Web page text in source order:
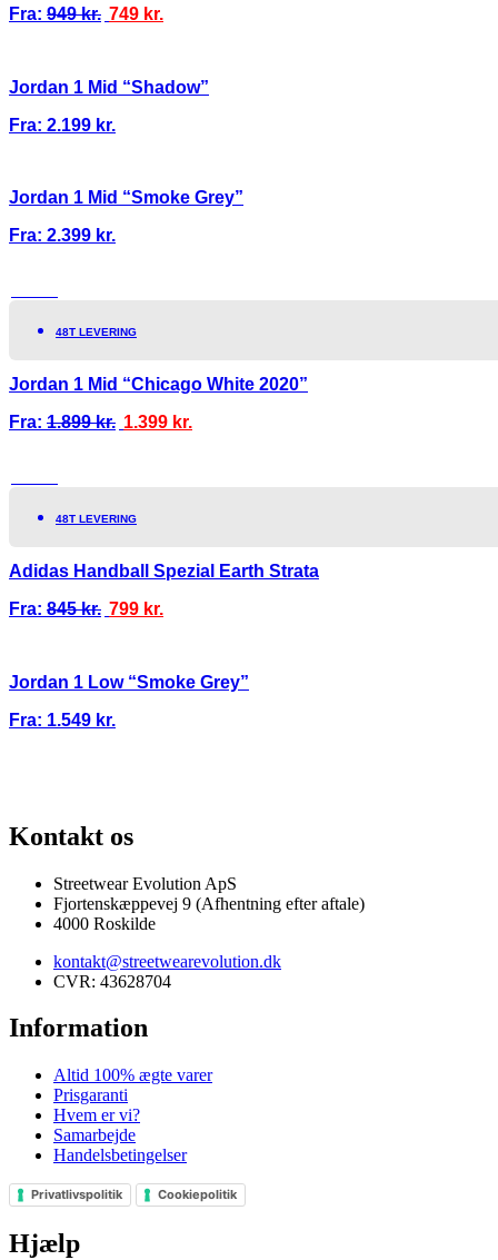
Fra: 949kr. 749 kr.
Jordan 1 Mid “Shadow”
Fra: 2.199 kr.
Jordan 1 Mid “Smoke Grey”
Fra: 2.399 kr.
48T LEVERING
Jordan 1 Mid “Chicago White 2020”
Fra: 1.899kr. 1.399 kr.
48T LEVERING
Adidas Handball Spezial Earth Strata
Fra: 845kr. 799 kr.
Jordan 1 Low “Smoke Grey”
Fra: 1.549 kr.
Kontakt os
Streetwear Evolution ApS
Fjortenskæppevej 9 (Afhentning efter aftale)
4000 Roskilde
kontakt@streetwearevolution.dk
CVR: 43628704
Information
Altid 100% ægte varer
Prisgaranti
Hvem er vi?
Samarbejde
Handelsbetingelser
Privatlivspolitik Cookiepolitik
Hjælp